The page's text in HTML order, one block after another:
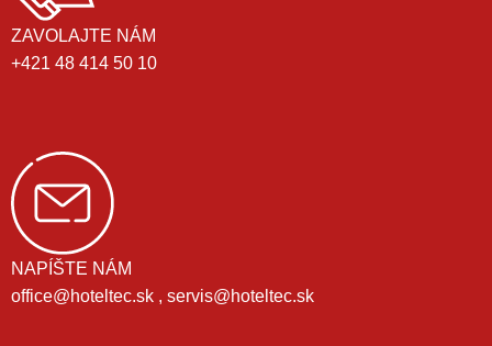
ZAVOLAJTE NÁM
+421 48 414 50 10
NAPÍŠTE NÁM
office@hoteltec.sk , servis@hoteltec.sk